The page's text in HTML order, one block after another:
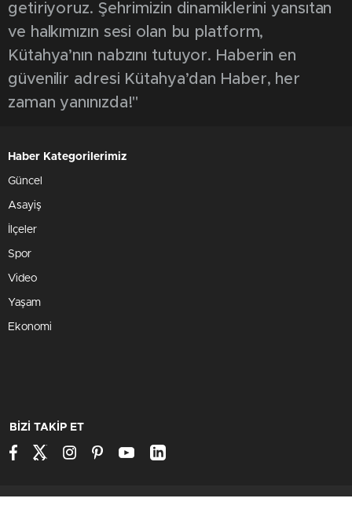
getiriyoruz. Şehrimizin dinamiklerini yansıtan
ve halkımızın sesi olan bu platform,
Kütahya’nın nabzını tutuyor. Haberin en
güvenilir adresi Kütahya’dan Haber, her
zaman yanınızda!"
Haber Kategorilerimiz
Güncel
Asayiş
İlçeler
Spor
Video
Yaşam
Ekonomi
BİZİ TAKİP ET